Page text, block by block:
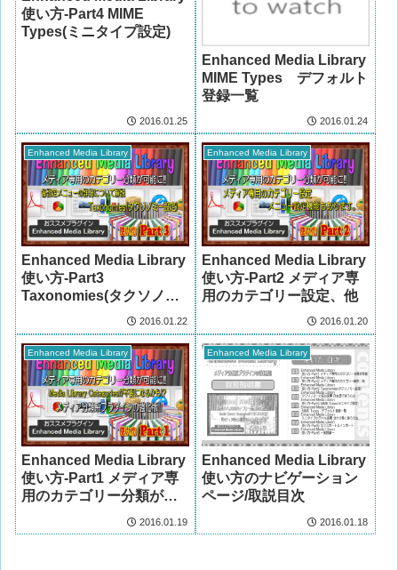
使い方-Part4 MIME
Types(ミニタイプ設定)
2016.01.25
Enhanced Media Library
MIME Types デフォルト
登録一覧
2016.01.24
Enhanced Media Library
Enhanced Media Library
使い方-Part3
Taxonomies(タクソノミ
2016.01.22
Enhanced Media Library
Enhanced Media Library
使い方-Part2 メディア専
用のカテゴリー設定、他
2016.01.20
Enhanced Media Library
Enhanced Media Library
使い方-Part1 メディア専
用のカテゴリー分類が可
2016.01.19
Enhanced Media Library
Enhanced Media Library
使い方のナビゲーション
ページ/取説目次
2016.01.18